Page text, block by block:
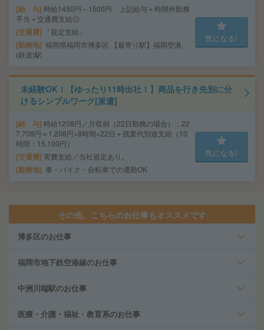
給 与 時給1450円～1500円 上記給与＋時間外勤務
手当＋交通費支給◎
交通費 「規定支給」
勤務地 福岡県福岡市博多区 【最寄り駅】福岡空港
(鉄道)駅
気になる!
未経験OK！【ゆったり11時出社！】商品を行き先別に分
けるシンプルワーク[派遣]
給 与 時給1208円／月収例（22日勤務の場合）：22
7,708円＝1,208円×8時間×22日＋残業代別途支給（10
時間：15,100円）
交通費 実費支給／当社規定あり。
勤務地 車・バイク・自転車での通勤OK
気になる!
その他、こちらのお仕事もオススメです
博多区のお仕事
福岡市地下鉄空港線のお仕事
中洲川端駅のお仕事
医療・介護・福祉・教育系のお仕事